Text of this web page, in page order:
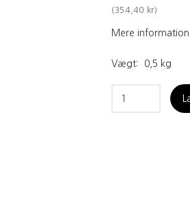
(354,40 kr)
Mere information
Vægt: 0,5 kg